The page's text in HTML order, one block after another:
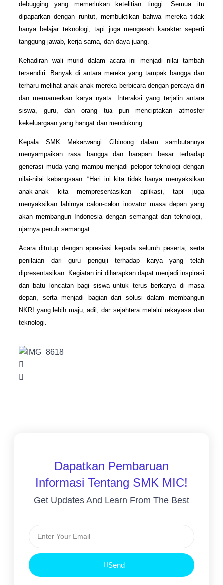
debugging yang memerlukan ketelitian tinggi. Semua itu
dipaparkan dengan runtut, membuktikan bahwa mereka tidak
hanya belajar teknologi, tapi juga mengasah karakter seperti
tanggung jawab, kerja sama, dan daya juang.
Kehadiran wali murid dalam acara ini menjadi nilai tambah
tersendiri. Banyak di antara mereka yang tampak bangga dan
terharu melihat anak-anak mereka berbicara dengan percaya diri
dan memamerkan karya nyata. Interaksi yang terjalin antara
siswa, guru, dan orang tua pun menciptakan atmosfer
kekeluargaan yang hangat dan mendukung.
Kepala SMK Mekarwangi Cibinong dalam sambutannya
menyampaikan rasa bangga dan harapan besar terhadap
generasi muda yang mampu menjadi pelopor teknologi dengan
nilai-nilai kebangsaan. “Hari ini kita tidak hanya menyaksikan
anak-anak kita mempresentasikan aplikasi, tapi juga
menyaksikan lahirnya calon-calon inovator masa depan yang
akan membangun Indonesia dengan semangat dan teknologi,”
ujarnya penuh semangat.
Acara ditutup dengan apresiasi kepada seluruh peserta, serta
penilaian dari guru penguji terhadap karya yang telah
dipresentasikan. Kegiatan ini diharapkan dapat menjadi inspirasi
dan batu loncatan bagi siswa untuk terus berkarya di masa
depan, serta menjadi bagian dari solusi dalam membangun
NKRI yang lebih maju, adil, dan sejahtera melalui rekayasa dan
teknologi.
Dapatkan Pembaruan
Informasi Tentang SMK MIC!
Get Updates And Learn From The Best
Send